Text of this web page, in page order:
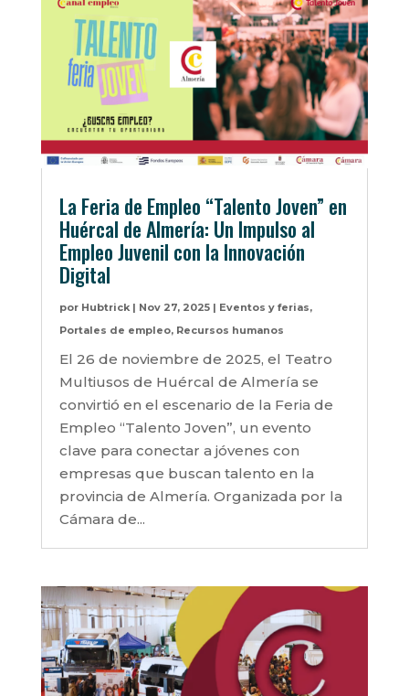
La Feria de Empleo “Talento Joven” en
Huércal de Almería: Un Impulso al
Empleo Juvenil con la Innovación
Digital
por Hubtrick| Nov 27, 2025| Eventos y ferias,
Portales de empleo, Recursos humanos
El 26 de noviembre de 2025, el Teatro
Multiusos de Huércal de Almería se
convirtió en el escenario de la Feria de
Empleo “Talento Joven”, un evento
clave para conectar a jóvenes con
empresas que buscan talento en la
provincia de Almería. Organizada por la
Cámara de...